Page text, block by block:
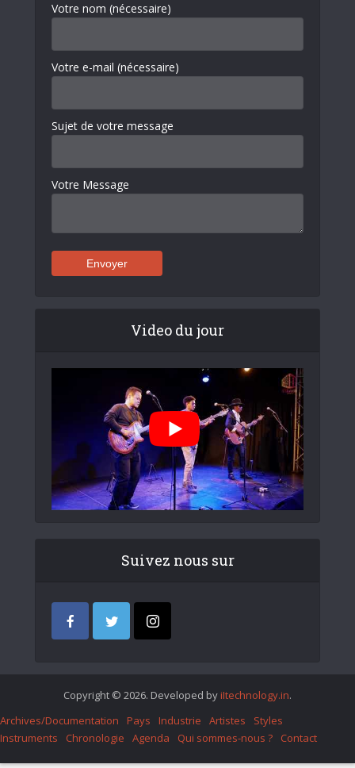
Votre nom (nécessaire)
Votre e-mail (nécessaire)
Sujet de votre message
Votre Message
Video du jour
Suivez nous sur
Copyright © 2026. Developed by iItechnology.in.
Archives/Documentation
Pays Industrie Artistes
Styles
Instruments
Chronologie Agenda Qui sommes-nous ? Contact